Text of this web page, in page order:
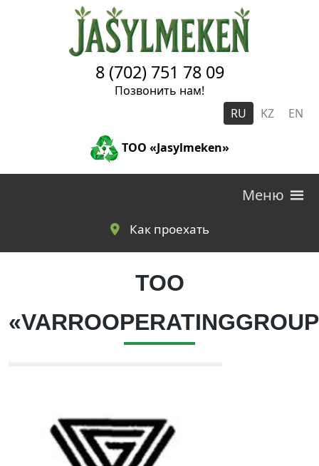
Skip to main content
8 (702) 751 78 09
Позвонить нам!
RU
KZ EN
ТОО «Jasylmeken»
Меню
Как проехать
ТОО